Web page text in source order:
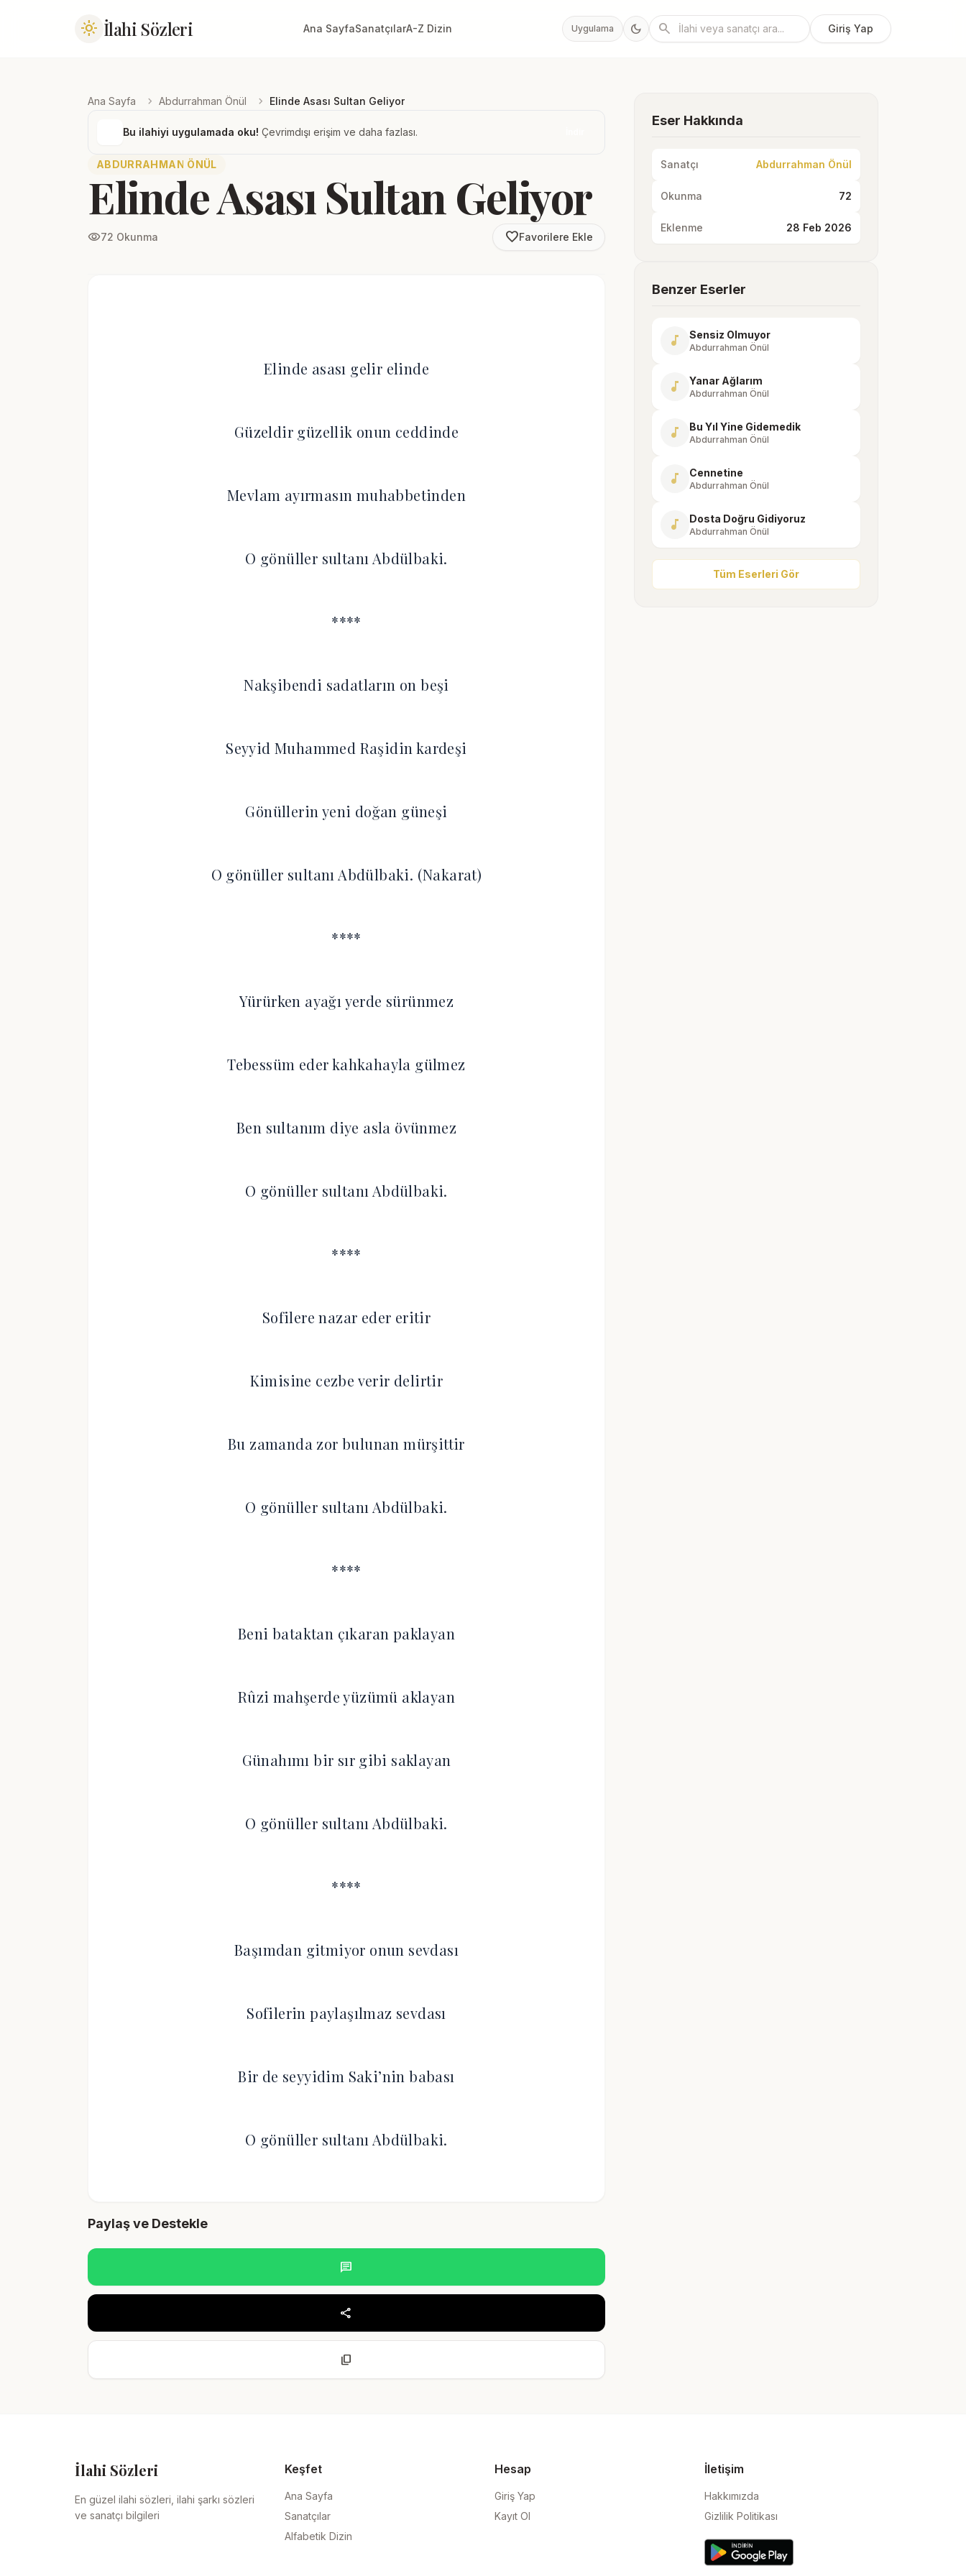
light_mode İlahi Sözleri Ana SayfaSanatçılarA-Z Dizin Uygulama dark_mode search Giriş Yap
Ana Sayfa chevron_right Abdurrahman Önül chevron_right Elinde Asası Sultan Geliyor
Bu ilahiyi uygulamada oku! Çevrimdışı erişim ve daha fazlası.
ABDURRAHMAN ÖNÜL
Elinde Asası Sultan Geliyor
visibility72 Okunma favorite_borderFavorilere Ekle
Elinde asası gelir elinde
Güzeldir güzellik onun ceddinde
Mevlam ayırmasın muhabbetinden
O gönüller sultanı Abdülbaki.
****
Nakşibendi sadatların on beşi
Seyyid Muhammed Raşidin kardeşi
Gönüllerin yeni doğan güneşi
O gönüller sultanı Abdülbaki. (Nakarat)
****
Yürürken ayağı yerde sürünmez
Tebessüm eder kahkahayla gülmez
Ben sultanım diye asla övünmez
O gönüller sultanı Abdülbaki.
****
Sofilere nazar eder eritir
Kimisine cezbe verir delirtir
Bu zamanda zor bulunan mürşittir
O gönüller sultanı Abdülbaki.
****
Beni bataktan çıkaran paklayan
Rûzi mahşerde yüzümü aklayan
Günahımı bir sır gibi saklayan
O gönüller sultanı Abdülbaki.
****
Başımdan gitmiyor onun sevdası
Sofilerin paylaşılmaz sevdası
Bir de seyyidim Saki’nin babası
O gönüller sultanı Abdülbaki.
Paylaş ve Destekle
chat
share
content_copy
Eser Hakkında
Sanatçı Abdurrahman Önül
Okunma 72
Eklenme 28 Feb 2026
Benzer Eserler
music_note Sensiz Olmuyor
Abdurrahman Önül
music_note Yanar Ağlarım
Abdurrahman Önül
music_note Bu Yıl Yine Gidemedik
Abdurrahman Önül
music_note Cennetine
Abdurrahman Önül
music_note Dosta Doğru Gidiyoruz
Abdurrahman Önül
Tüm Eserleri Gör
İlahi Sözleri
En güzel ilahi sözleri, ilahi şarkı sözleri
ve sanatçı bilgileri
Keşfet
Ana Sayfa
Sanatçılar
Alfabetik Dizin
Hesap
Giriş Yap
Kayıt Ol
İletişim
Hakkımızda
Gizlilik Politikası